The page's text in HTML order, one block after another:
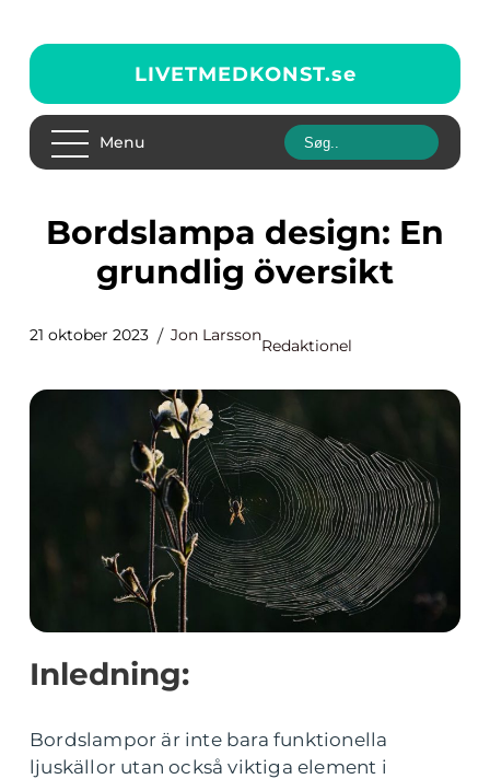
LIVETMEDKONST.se
Menu
Bordslampa design: En
grundlig översikt
21 oktober 2023 Jon Larsson
Redaktionel
Inledning:
Bordslampor är inte bara funktionella
ljuskällor utan också viktiga element i